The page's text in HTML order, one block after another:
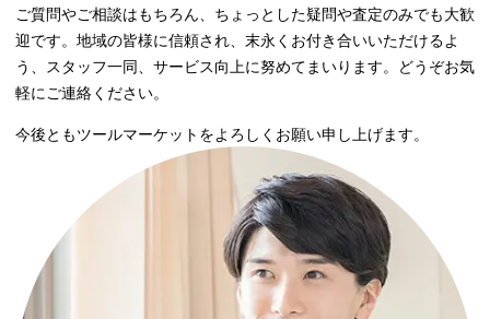
ご質問やご相談はもちろん、ちょっとした疑問や査定のみでも大歓
迎です。地域の皆様に信頼され、末永くお付き合いいただけるよ
う、スタッフ一同、サービス向上に努めてまいります。どうぞお気
軽にご連絡ください。
今後ともツールマーケットをよろしくお願い申し上げます。